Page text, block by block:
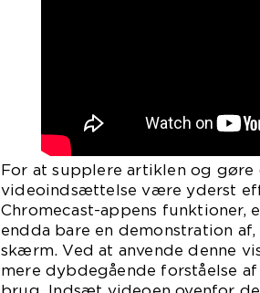
For at supplere artiklen og gøre
videoindsættelse være yderst
Chromecast-appens funktioner,
endda bare en demonstration
skærm. Ved at anvende denne
mere dybdegående forståelse